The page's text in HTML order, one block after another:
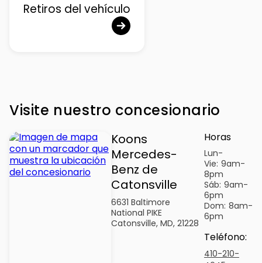
Retiros del vehículo
Visite nuestro concesionario
Koons
Mercedes-
Benz de
Catonsville
6631 Baltimore
National PIKE
Catonsville, MD, 21228
Horas
Lun-
Vie: 9am-
8pm
Sáb: 9am-
6pm
Dom: 8am-
6pm
Teléfono:
410-210-